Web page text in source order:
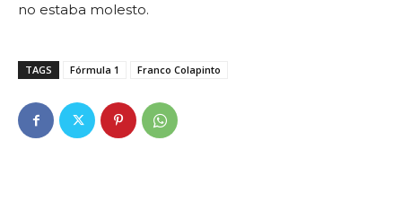
no estaba molesto.
TAGS Fórmula 1 Franco Colapinto